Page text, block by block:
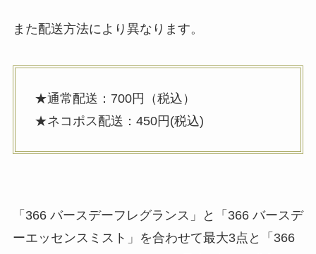
また配送方法により異なります。
★通常配送：700円（税込）
★ネコポス配送：450円(税込)
「366 バースデーフレグランス」と「366 バースデ
ーエッセンスミスト」を合わせて最大3点と「366